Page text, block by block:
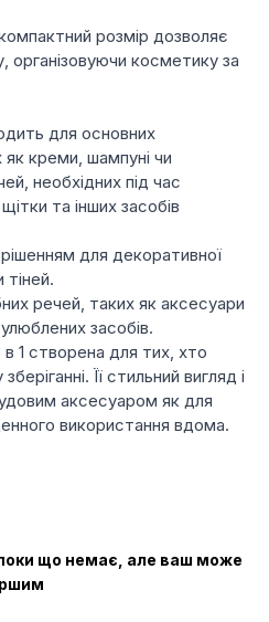
розмір дозволяє
організовуючи косметику за
для основних
як креми, шампуні чи
необхідних під час
та інших засобів
для декоративної
речей, таких як аксесуари
засобів.
1 створена для тих, хто
Її стильний вигляд і
аксесуаром як для
використання вдома.
поки що немає, але ваш може